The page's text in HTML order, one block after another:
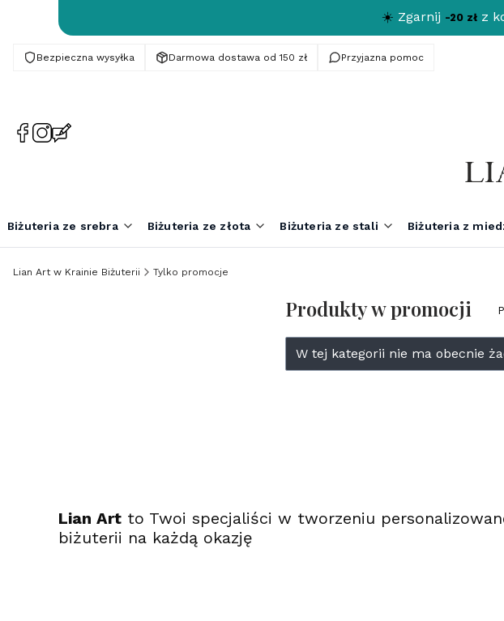
☀️ Zgarnij -20 zł z
Bezpieczna wysyłka Darmowa dostawa od 150 zł Przyjazna pomoc
(Otwiera
(Otwiera
(Otwiera
Biżuteria ze srebra Biżuteria ze złota Biżuteria ze stali Biżuteria z
Lian Art w Krainie Biżuterii Tylko promocje
Produkty w promocji
Lista produktów
W tej kategorii nie ma obecnie
Lian Art to Twoi specjaliści w tworzeniu
biżuterii na każdą okazję